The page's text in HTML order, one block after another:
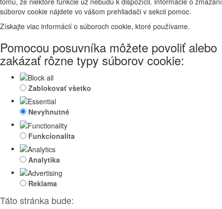
súborov cookie nájdete vo vášom prehliadači v sekcii pomoc.
Získajte viac informácií o súboroch cookie, ktoré používame.
Pomocou posuvníka môžete povoliť alebo
zakázať rôzne typy súborov cookie:
Zablokovať všetko
Nevyhnutné
Funkcionalita
Analytika
Reklama
Táto stránka bude: